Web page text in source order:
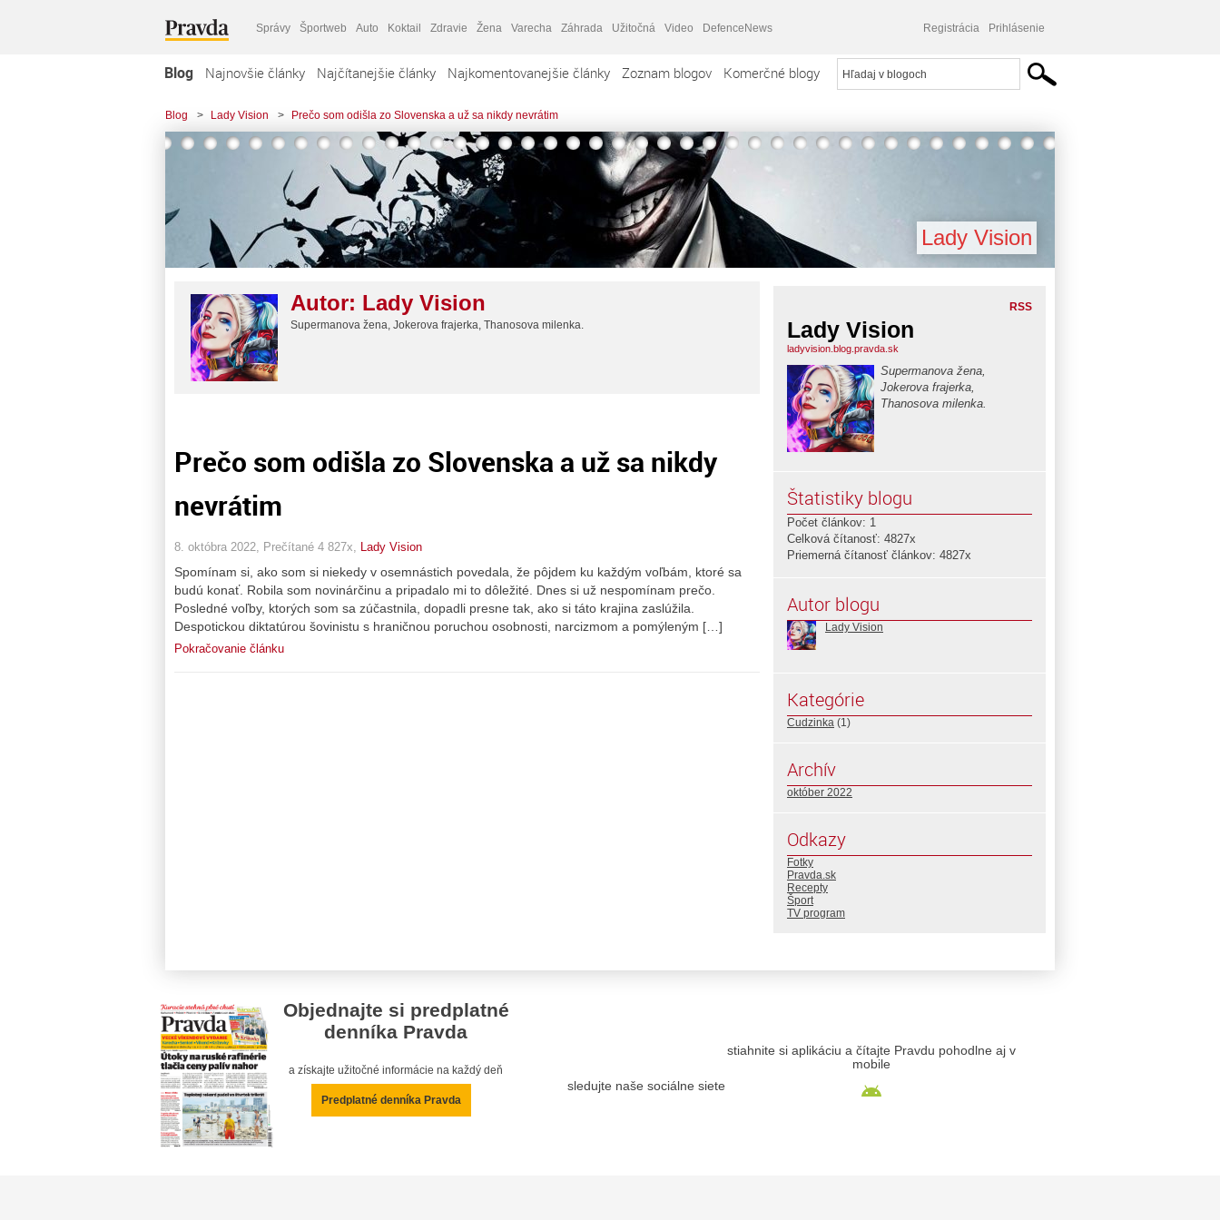
Správy Športweb Auto Koktail Zdravie Žena Varecha Záhrada Užitočná Video DefenceNews Registrácia Prihlásenie
Blog Najnovšie články Najčítanejšie články Najkomentovanejšie články Zoznam blogov Komerčné blogy
Blog > Lady Vision > Prečo som odišla zo Slovenska a už sa nikdy nevrátim
Lady Vision
Autor: Lady Vision
Supermanova žena, Jokerova frajerka, Thanosova milenka.
Prečo som odišla zo Slovenska a už sa nikdy
nevrátim
8. októbra 2022, Prečítané 4 827x, Lady Vision
Spomínam si, ako som si niekedy v osemnástich povedala, že pôjdem ku každým voľbám, ktoré sa
budú konať. Robila som novinárčinu a pripadalo mi to dôležité. Dnes si už nespomínam prečo.
Posledné voľby, ktorých som sa zúčastnila, dopadli presne tak, ako si táto krajina zaslúžila.
Despotickou diktatúrou šovinistu s hraničnou poruchou osobnosti, narcizmom a pomýleným […]
Pokračovanie článku
RSS
Lady Vision
ladyvision.blog.pravda.sk
Supermanova žena,
Jokerova frajerka,
Thanosova milenka.
Štatistiky blogu
Počet článkov: 1
Celková čítanosť: 4827x
Priemerná čítanosť článkov: 4827x
Autor blogu
Lady Vision
Kategórie
Cudzinka (1)
Archív
október 2022
Odkazy
Fotky
Pravda.sk
Recepty
Šport
TV program
Objednajte si predplatné
denníka Pravda
a získajte užitočné informácie na každý deň
Predplatné denníka Pravda
sledujte naše sociálne siete
stiahnite si aplikáciu a čítajte Pravdu pohodlne aj v
mobile